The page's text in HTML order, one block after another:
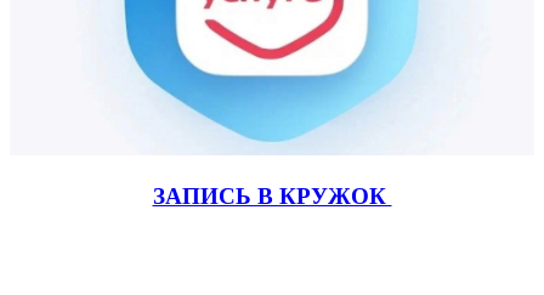
ЗАПИСЬ В КРУЖОК